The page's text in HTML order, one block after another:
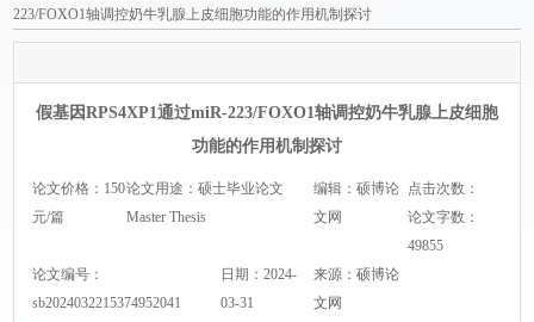
223/FOXO1轴调控奶牛乳腺上皮细胞功能的作用机制探讨
假基因RPS4XP1通过miR-223/FOXO1轴调控奶牛乳腺上皮细胞
功能的作用机制探讨
论文价格：150
元/篇
论文用途：硕士毕业论文
Master Thesis
编辑：硕博论
文网
点击次数：
论文字数：
49855
论文编号：
sb2024032215374952041
日期：2024-
03-31
来源：硕博论
文网